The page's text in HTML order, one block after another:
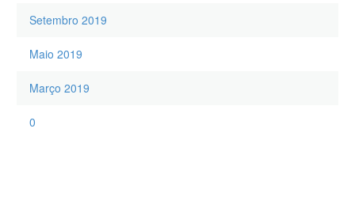
Setembro 2019
Maio 2019
Março 2019
0